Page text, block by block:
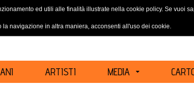
ACCEDI REGISTRATI
ARTISTI MEDIA
ed utili alle finalità illustrate nella cookie policy. Se vuoi
navigazione in altra maniera, acconsenti all'uso dei cookie.